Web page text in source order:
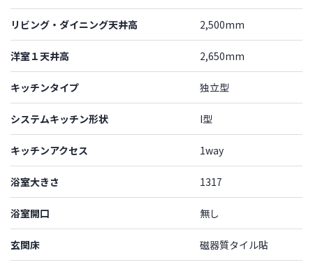
リビング・ダイニング天井高 2,500mm
洋室１天井高 2,650mm
キッチンタイプ 独立型
システムキッチン形状 I型
キッチンアクセス 1way
浴室大きさ 1317
浴室開口 無し
玄関床 磁器質タイル貼